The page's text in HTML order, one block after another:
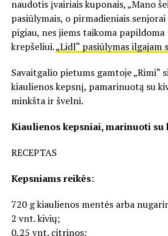
naudotis įvairiais kuponais, „Mano
pasiūlymais, o pirmadieniais
pigiau, nes jiems taikoma
krepšeliui.„Lidl“ pasiūlymas ilgajam
Savaitgalio pietums gamtoje „Rimi“
kiaulienos kepsnį, pamarinuotą su
minkšta ir švelni.
Kiaulienos kepsniai, marinuoti su
RECEPTAS
Kepsniams reikės:
720 g kiaulienos mentės arba
2 vnt. kivių;
0,25 vnt. citrinos;